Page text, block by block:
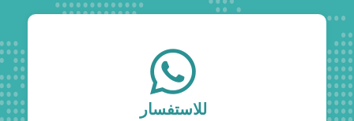
للاستفسار